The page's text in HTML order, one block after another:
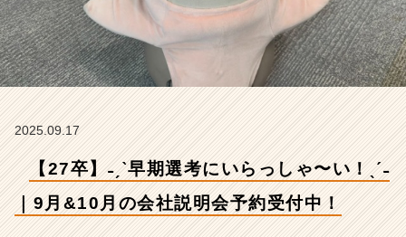
1
0
月
会
会
予
約
受
2025.09.17
【27卒】˗ˏˋ早期選考にいらっしゃ〜い！ˎˊ˗
｜9月&10月の会社説明会予約受付中！